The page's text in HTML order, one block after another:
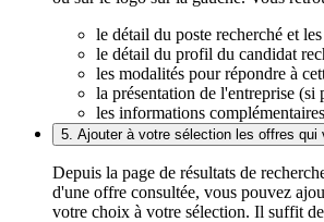
le détail du poste recherché et
le détail du profil du candidat
les modalités pour répondre à
la présentation de l'entreprise (si
les informations
5. Ajouter à votre sélection les offres qui
Depuis la page de résultats de
d'une offre consultée, vous pouvez
votre choix à votre sélection. Il suffit